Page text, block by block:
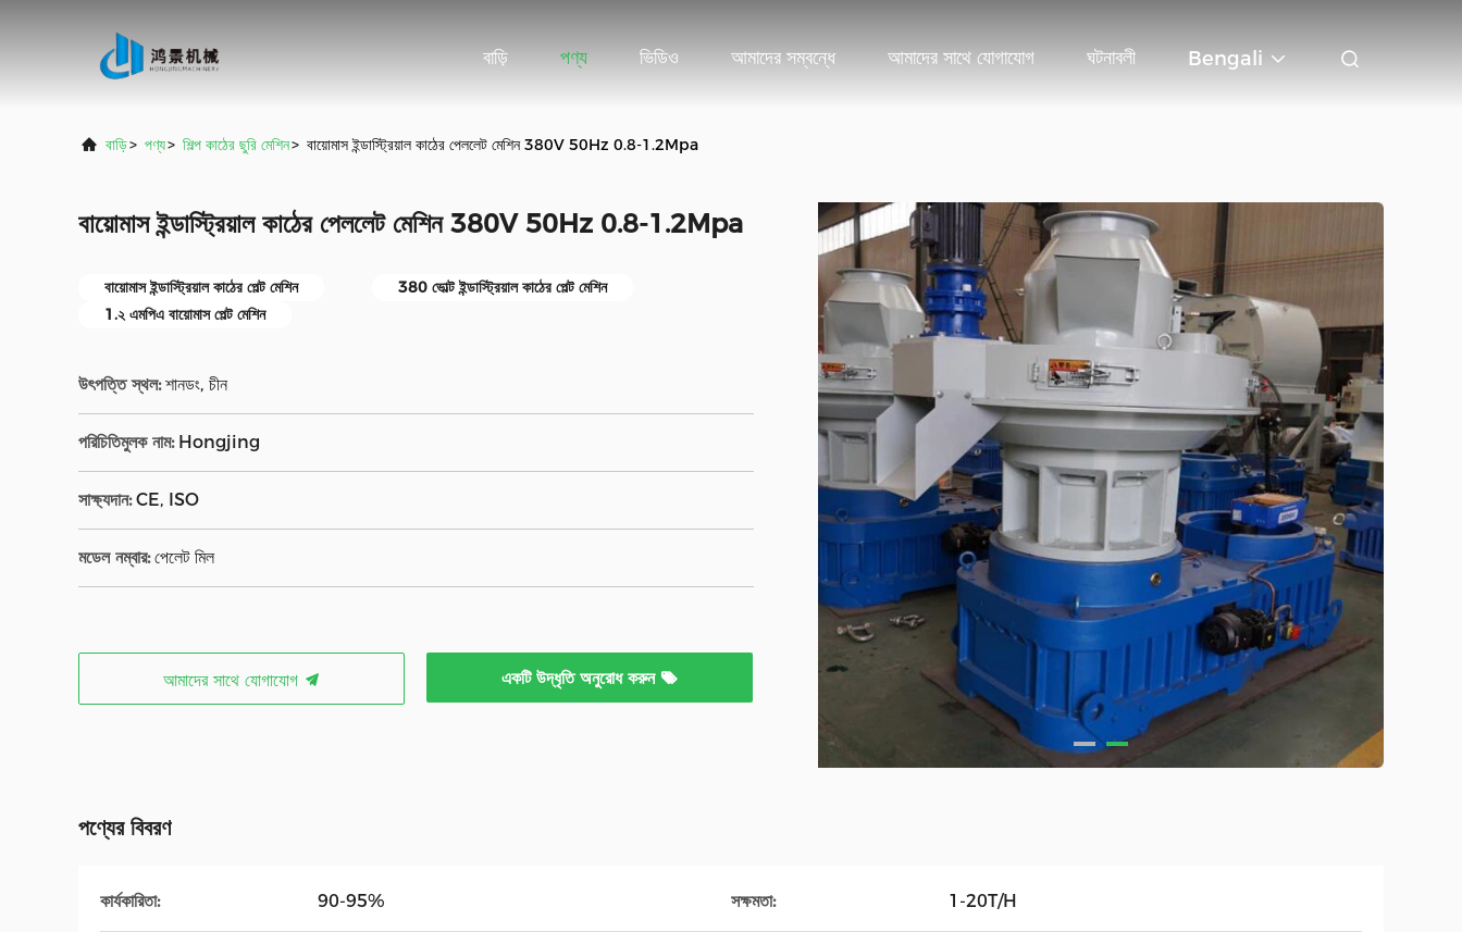
বাড়ি পণ্য ভিডিও আমাদের সম্বন্ধে আমাদের সাথে যোগাযোগ ঘটনাবলী Bengali
বাড়ি> পণ্য> শিল্প কাঠের ছুরি মেশিন> বায়োমাস ইন্ডাস্ট্রিয়াল কাঠের পেললেট মেশিন 380V 50Hz 0.8-1.2Mpa
বায়োমাস ইন্ডাস্ট্রিয়াল কাঠের পেললেট মেশিন 380V 50Hz 0.8-1.2Mpa
বায়োমাস ইন্ডাস্ট্রিয়াল কাঠের পেল্ট মেশিন
380 ভোল্ট ইন্ডাস্ট্রিয়াল কাঠের পেল্ট মেশিন
1.২ এমপিএ বায়োমাস পেল্ট মেশিন
উৎপত্তি স্থল: শানডং, চীন
পরিচিতিমুলক নাম: Hongjing
সাক্ষ্যদান: CE, ISO
মডেল নম্বার: পেলেট মিল
আমাদের সাথে যোগাযোগ একটি উদ্ধৃতি অনুরোধ করুন
পণ্যের বিবরণ
কার্যকারিতা: 90-95% সক্ষমতা: 1-20T/H